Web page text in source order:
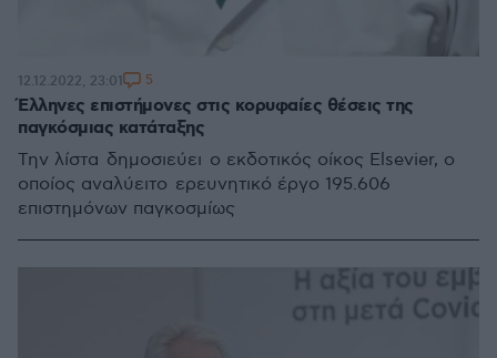
Έλληνες επιστήμονες στις κορυφαίες θέσεις της
παγκόσμιας κατάταξης
Την λίστα δημοσιεύει ο εκδοτικός οίκος Elsevier, ο
οποίος αναλύειτο ερευνητικό έργο 195.606
επιστημόνων παγκοσμίως
12.12.2022, 23:01 5